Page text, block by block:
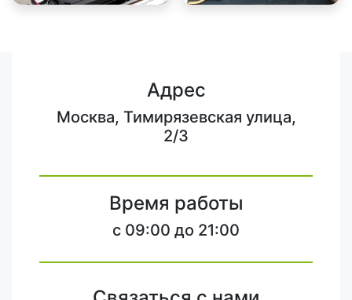
Адрес
Москва, Тимирязевская улица,
2/3
Время работы
c 09:00 до 21:00